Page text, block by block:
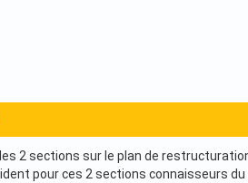
2 sections sur le plan de
pour ces 2 sections connaisseurs du